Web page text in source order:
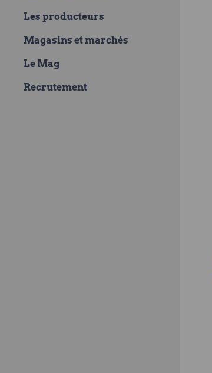
Les producteurs
Magasins et marchés
Le Mag
Recrutement